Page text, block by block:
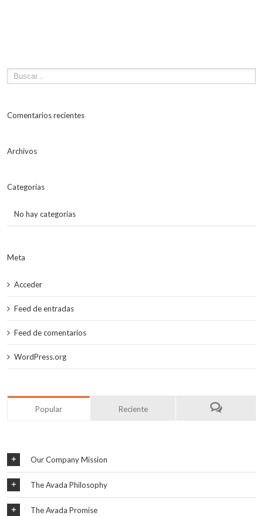
Comentarios recientes
Archivos
Categorías
No hay categorías
Meta
Acceder
Feed de entradas
Feed de comentarios
WordPress.org
Popular Reciente
Our Company Mission
The Avada Philosophy
The Avada Promise